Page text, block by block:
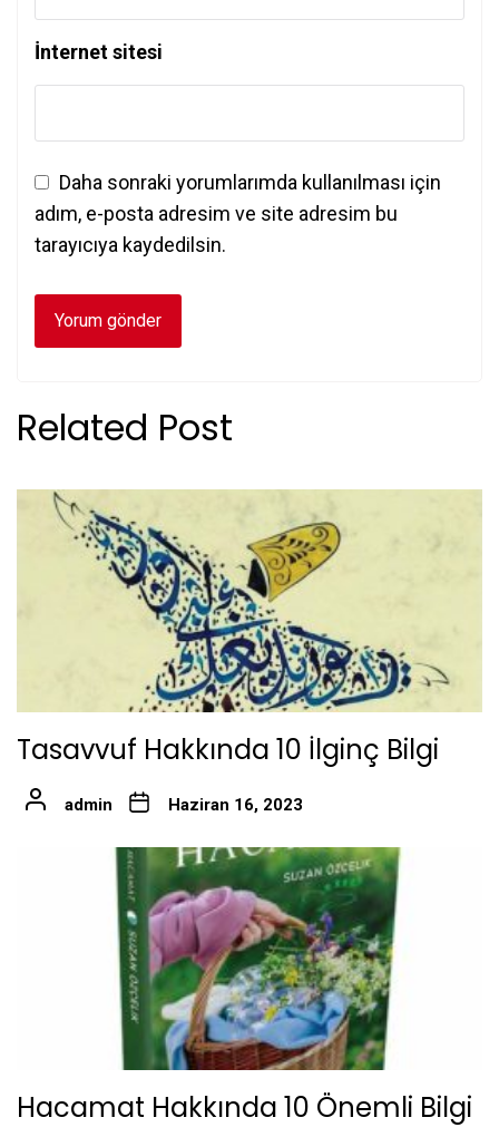
İnternet sitesi
Daha sonraki yorumlarımda kullanılması için
adım, e-posta adresim ve site adresim bu
tarayıcıya kaydedilsin.
Related Post
Tasavvuf Hakkında 10 İlginç Bilgi
admin Haziran 16, 2023
Hacamat Hakkında 10 Önemli Bilgi